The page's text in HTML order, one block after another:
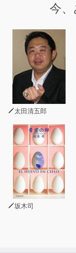
著者はハーバード
マッキンゼーの
なり、
オックスフォード
ペンシルベニア
「グリット」の
マッカーサー賞(
◎「やり抜く力」
◎「やり抜く力」
◎「やり抜く力」
◎一流の人が共通
は?
◎「今日、必死に
◎「ものすごくが
今
太田清五郎
坂木司